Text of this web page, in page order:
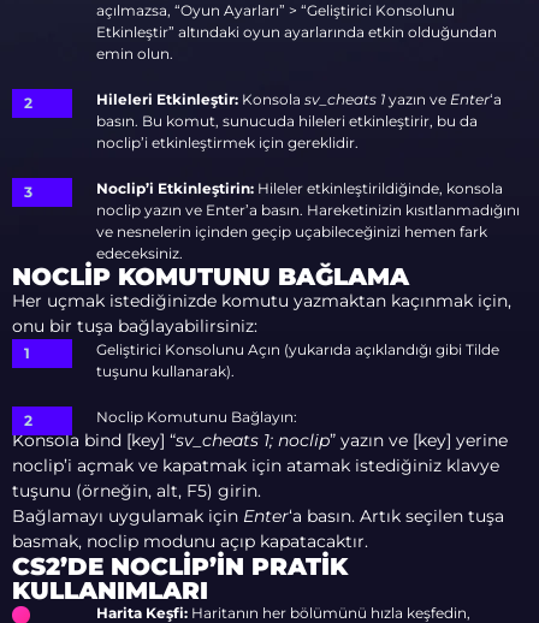
açılmazsa, “Oyun Ayarları” > “Geliştirici Konsolunu
Etkinleştir” altındaki oyun ayarlarında etkin olduğundan
emin olun.
Hileleri Etkinleştir: Konsola sv_cheats 1 yazın ve Enter‘a
basın. Bu komut, sunucuda hileleri etkinleştirir, bu da
noclip’i etkinleştirmek için gereklidir.
Noclip’i Etkinleştirin: Hileler etkinleştirildiğinde, konsola
noclip yazın ve Enter’a basın. Hareketinizin kısıtlanmadığını
ve nesnelerin içinden geçip uçabileceğinizi hemen fark
edeceksiniz.
NOCLIP KOMUTUNU BAĞLAMA
Her uçmak istediğinizde komutu yazmaktan kaçınmak için,
onu bir tuşa bağlayabilirsiniz:
Geliştirici Konsolunu Açın (yukarıda açıklandığı gibi Tilde
tuşunu kullanarak).
Noclip Komutunu Bağlayın:
Konsola bind [key] “sv_cheats 1; noclip” yazın ve [key] yerine
noclip’i açmak ve kapatmak için atamak istediğiniz klavye
tuşunu (örneğin, alt, F5) girin.
Bağlamayı uygulamak için Enter‘a basın. Artık seçilen tuşa
basmak, noclip modunu açıp kapatacaktır.
CS2’DE NOCLIP’IN PRATIK
KULLANIMLARI
Harita Keşfi: Haritanın her bölümünü hızla keşfedin,